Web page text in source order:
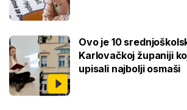
Ovo je 10
Karlovačkoj županiji
upisali najbolji osmaši